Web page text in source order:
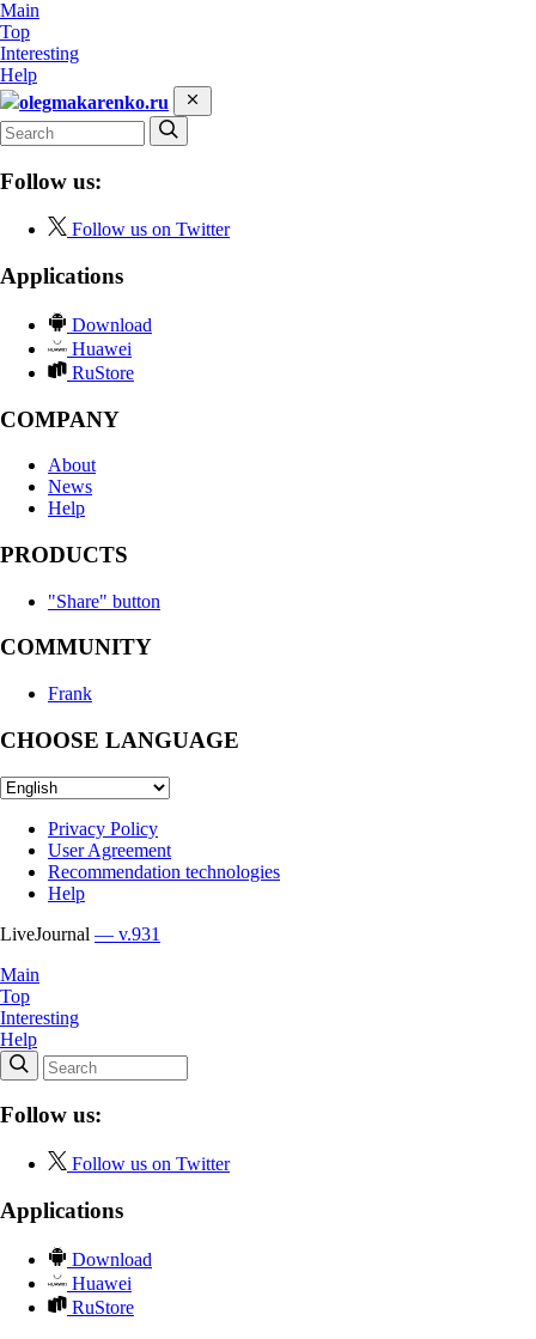
Main
Top
Interesting
Help
olegmakarenko.ru
Follow us:
Follow us on Twitter
Applications
Download
Huawei
RuStore
COMPANY
About
News
Help
PRODUCTS
"Share" button
COMMUNITY
Frank
CHOOSE LANGUAGE
Privacy Policy
User Agreement
Recommendation technologies
Help
LiveJournal — v.931
Main
Top
Interesting
Help
Follow us:
Follow us on Twitter
Applications
Download
Huawei
RuStore